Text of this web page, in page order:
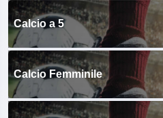
Calcio a 5
Calcio Femminile